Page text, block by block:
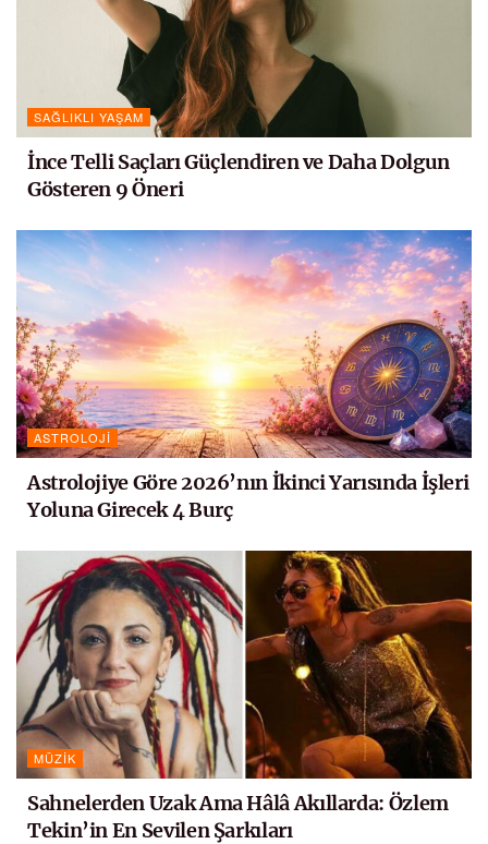
SAĞLIKLI YAŞAM
İnce Telli Saçları Güçlendiren ve Daha Dolgun
Gösteren 9 Öneri
ASTROLOJI
Astrolojiye Göre 2026’nın İkinci Yarısında İşleri
Yoluna Girecek 4 Burç
MÜZIK
Sahnelerden Uzak Ama Hâlâ Akıllarda: Özlem
Tekin’in En Sevilen Şarkıları